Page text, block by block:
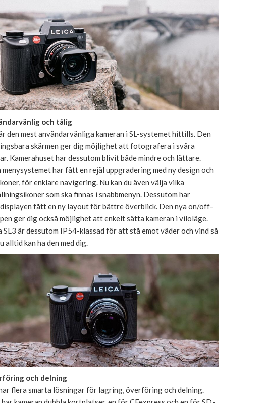
och tålig
den mest användarvänliga kameran i SL-systemet hittills. Den
skärmen ger dig möjlighet att fotografera i svåra
Kamerahuset har dessutom blivit både mindre och lättare.
menysystemet har fått en rejäl uppgradering med ny design och
för enklare navigering. Nu kan du även välja vilka
som ska finnas i snabbmenyn. Dessutom har
fått en ny layout för bättre överblick. Den nya on/off-
ger dig också möjlighet att enkelt sätta kameran i viloläge.
SL3 är dessutom IP54-klassad för att stå emot väder och vind så
alltid kan ha den med dig.
och delning
flera smarta lösningar för lagring, överföring och delning.